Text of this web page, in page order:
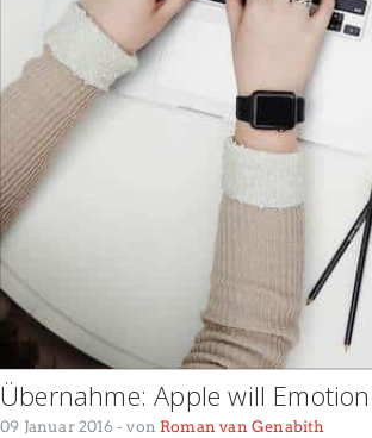
Übernahme: Apple will
09 Januar 2016- von Roman van Genabith